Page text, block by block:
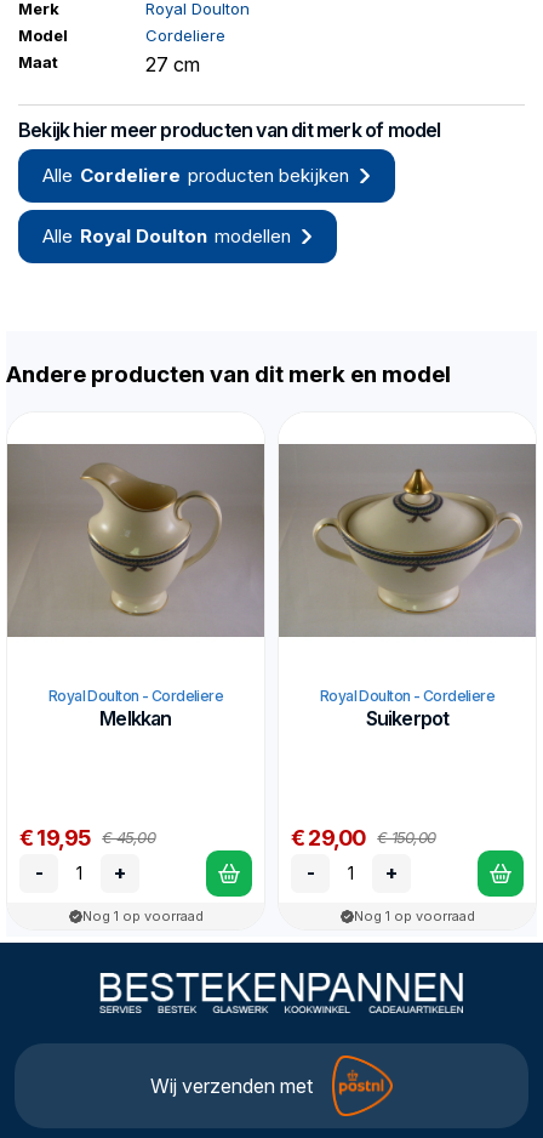
Merk
Royal Doulton
Model
Cordeliere
Maat
27 cm
Bekijk hier meer producten van dit merk of model
Alle Cordeliere producten bekijken
Alle Royal Doulton modellen
Andere producten van dit merk en model
Royal Doulton - Cordeliere
Melkkan
€ 19,95 € 45,00
- +
Nog 1 op voorraad
Royal Doulton - Cordeliere
Suikerpot
€ 29,00 € 150,00
- +
Nog 1 op voorraad
Wij verzenden met